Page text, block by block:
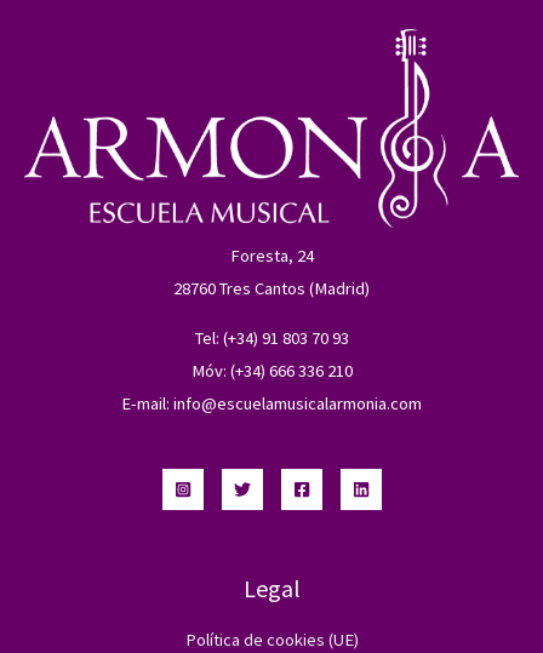
Foresta, 24
28760 Tres Cantos (Madrid)
Tel: (+34) 91 803 70 93
Móv: (+34) 666 336 210
E-mail: info@escuelamusicalarmonia.com
Legal
Política de cookies (UE)